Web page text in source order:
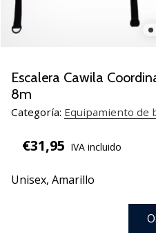
zapatillas
de
Accelerate
NITRO
SQD
5!
las
técnicas
Escalera Cawila
8m
Categoría: Equipamiento de
€31,95 IVA incluido
Unisex, Amarillo